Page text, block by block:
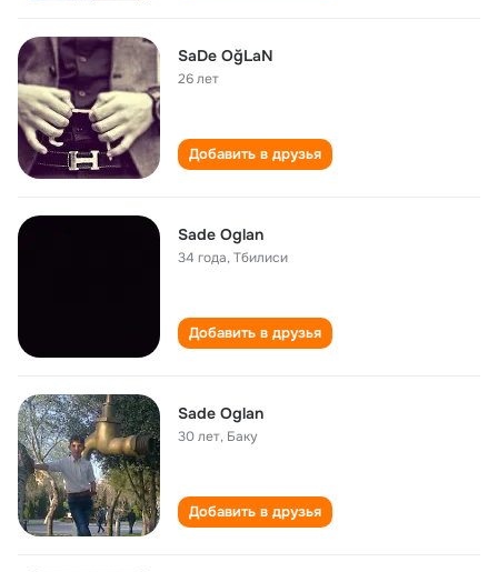
SaDe OğLaN
26 лет
Добавить в друзья
Sade Oglan
34 года,Тбилиси
Добавить в друзья
Sade Oglan
30 лет, Баку
Добавить в друзья